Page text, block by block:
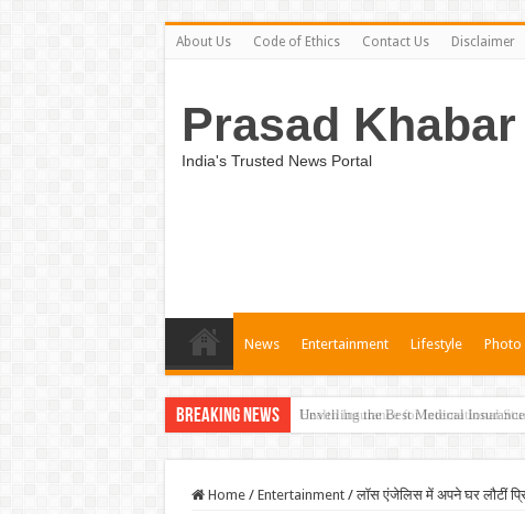
About Us Code of Ethics Contact Us Disclaimer
Prasad Khabar
India's Trusted News Portal
News Entertainment Lifestyle Photo
Breaking News Unveiling the Best Medical
Home / Entertainment / लॉस एंजेलिस में अपने घर लौटीं